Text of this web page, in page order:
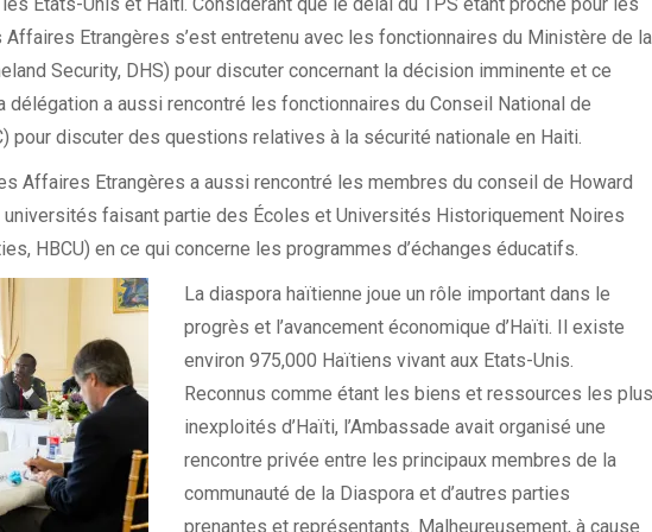
Etrangères s’est entretenu avec les fonctionnaires du Ministère de la
Security, DHS) pour discuter concernant la décision imminente et ce
délégation a aussi rencontré les fonctionnaires du Conseil National de
pour discuter des questions relatives à la sécurité nationale en Haiti.
Affaires Etrangères a aussi rencontré les membres du conseil de Howard
faisant partie des Écoles et Universités Historiquement Noires
HBCU) en ce qui concerne les programmes d’échanges éducatifs.
La diaspora haïtienne joue un rôle important dans le
progrès et l’avancement économique d’Haïti. Il existe
environ 975,000 Haïtiens vivant aux Etats-Unis.
Reconnus comme étant les biens et ressources les plus
inexploités d’Haïti, l’Ambassade avait organisé une
rencontre privée entre les principaux membres de la
communauté de la Diaspora et d’autres parties
prenantes et représentants. Malheureusement, à cause